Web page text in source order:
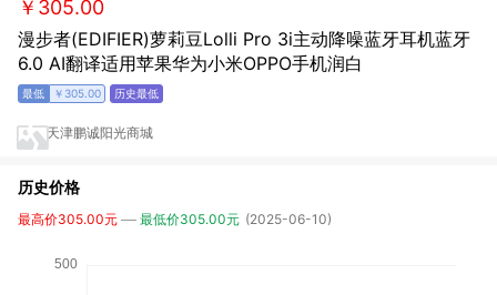
￥305.00
漫步者(EDIFIER)萝莉豆Lolli Pro 3i主动降噪蓝牙耳机蓝牙
6.0 AI翻译适用苹果华为小米OPPO手机润白
￥305.00
天津鹏诚阳光商城
历史价格
最高价305.00元 最低价305.00元 (2025-06-10)